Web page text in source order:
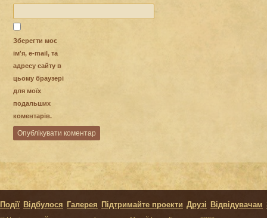
Зберегти моє
ім'я, e-mail, та
адресу сайту в
цьому браузері
для моїх
подальших
коментарів.
Події Відбулося Галерея Підтримайте проекти Друзі Відвідувачам